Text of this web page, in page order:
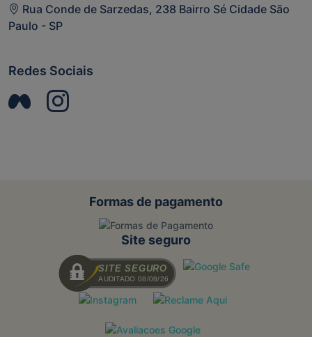
Rua Conde de Sarzedas, 238 Bairro Sé Cidade São
Paulo - SP
Redes Sociais
Formas de pagamento
Site seguro
SITE SEGURO
AUDITADO 08/08/26